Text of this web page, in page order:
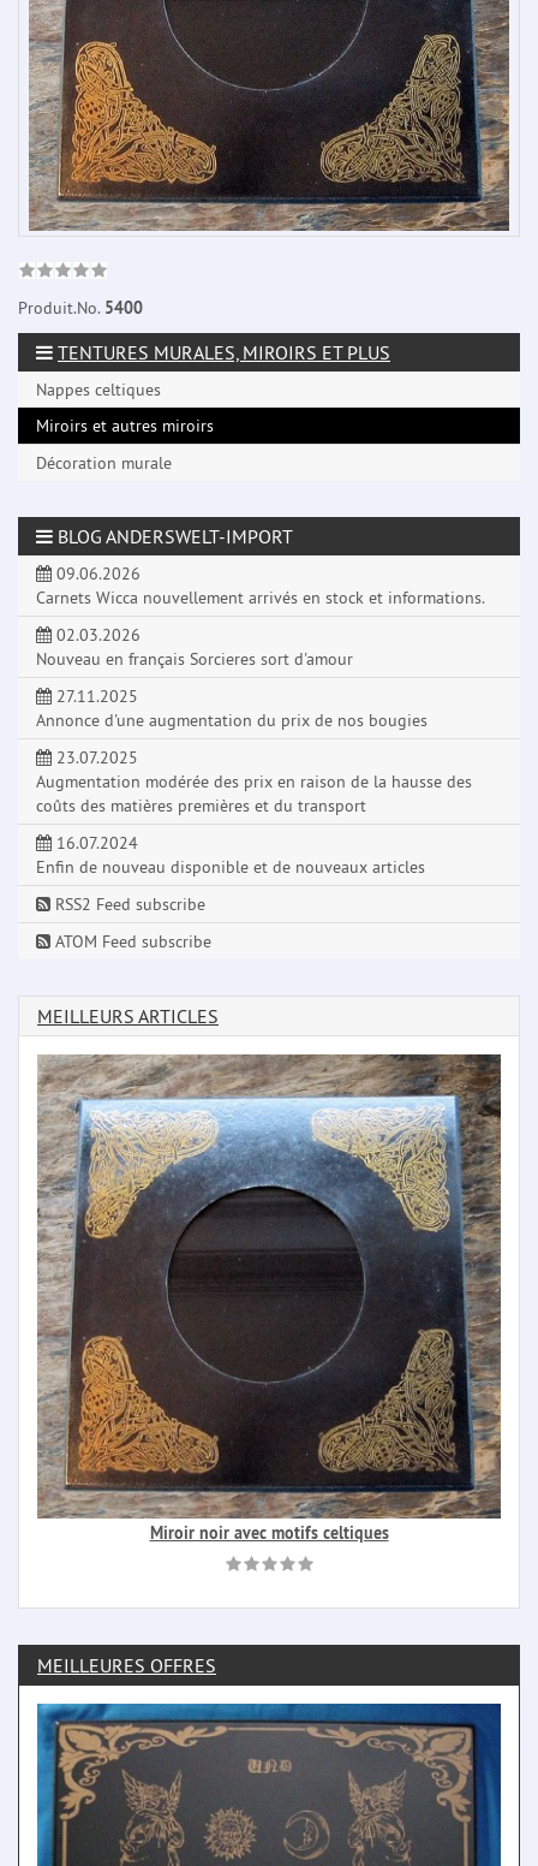
Produit.No. 5400
TENTURES MURALES, MIROIRS ET PLUS
Nappes celtiques
Miroirs et autres miroirs
Décoration murale
BLOG ANDERSWELT-IMPORT
09.06.2026
Carnets Wicca nouvellement arrivés en stock et informations.
02.03.2026
Nouveau en français Sorcieres sort d'amour
27.11.2025
Annonce d'une augmentation du prix de nos bougies
23.07.2025
Augmentation modérée des prix en raison de la hausse des
coûts des matières premières et du transport
16.07.2024
Enfin de nouveau disponible et de nouveaux articles
RSS2 Feed subscribe
ATOM Feed subscribe
MEILLEURS ARTICLES
Miroir noir avec motifs celtiques
MEILLEURES OFFRES